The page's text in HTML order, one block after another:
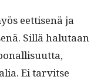
eet­tisenä ja
Sil­lä halu­taan
Ei tarvitse